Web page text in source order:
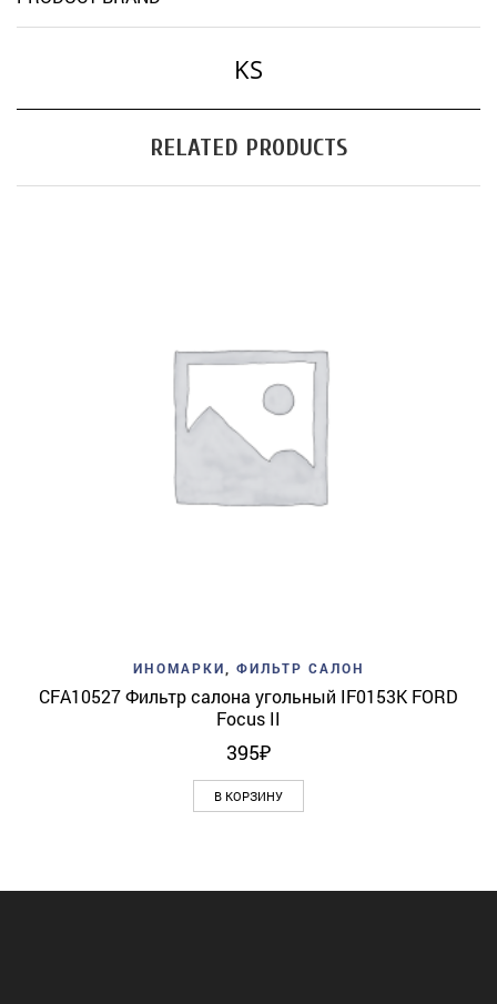
KS
RELATED PRODUCTS
ИНОМАРКИ ФИЛЬТР САЛОН
CFA10527 Фильтр салона угольный IF0153K FORD
Focus II
395₽
В КОРЗИНУ